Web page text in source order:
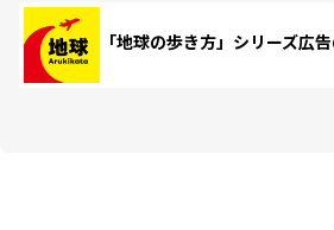
「地球の歩き方」シリーズ広